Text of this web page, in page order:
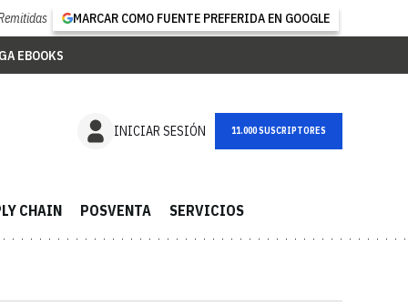
MARCAR COMO FUENTE PREFERIDA EN GOOGLE
EBOOKS
INICIAR SESIÓN NEWSLETTER
CHAIN POSVENTA SERVICIOS